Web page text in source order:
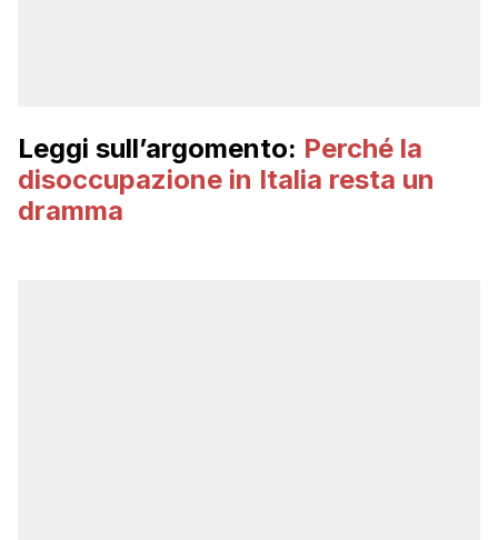
Leggi sull’argomento: Perché la
disoccupazione in Italia resta un
dramma